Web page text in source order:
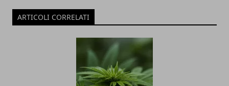
ARTICOLI CORRELATI